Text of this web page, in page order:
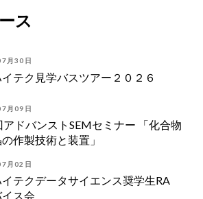
ス
月30日
テク見学バスツアー２０２６
月09日
アドバンストSEMセミナー 「化合物
作製技術と装置」
月02日
イテクデータサイエンス奨学生RA
ス会